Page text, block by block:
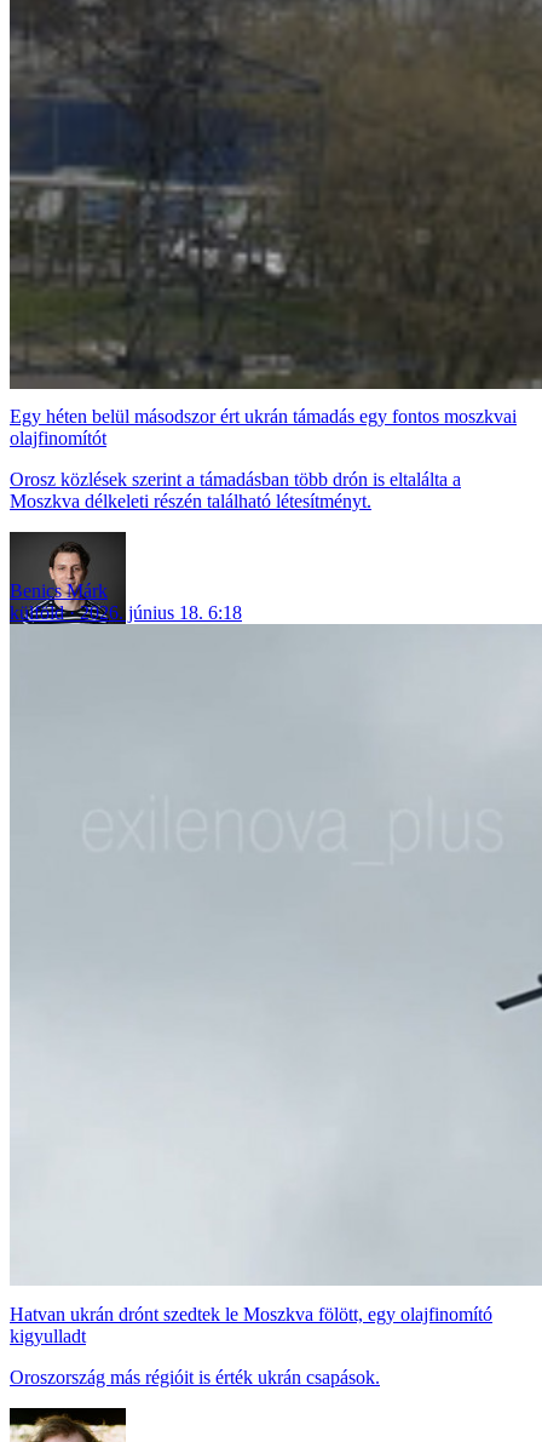
Egy héten belül másodszor ért ukrán támadás egy fontos moszkvai
olajfinomítót
Orosz közlések szerint a támadásban több drón is eltalálta a
Moszkva délkeleti részén található létesítményt.
Benics Márk
külföld
2026. június 18. 6:18
Hatvan ukrán drónt szedtek le Moszkva fölött, egy olajfinomító
kigyulladt
Oroszország más régióit is érték ukrán csapások.